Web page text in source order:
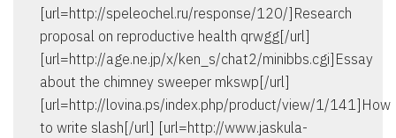
[url=http://speleochel.ru/response/120/]Research
proposal on reproductive health qrwgg[/url]
[url=http://age.ne.jp/x/ken_s/chat2/minibbs.cgi]Essay
about the chimney sweeper mkswp[/url]
[url=http://lovina.ps/index.php/product/view/1/141]How
to write slash[/url] [url=http://www.jaskula-